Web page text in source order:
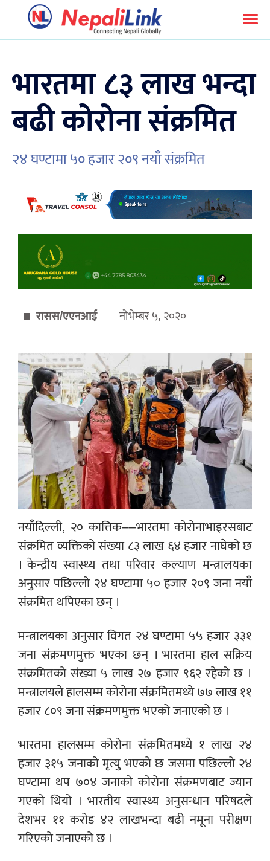
भारतमा ८३ लाख भन्दा
बढी कोरोना संक्रमित
२४ घण्टामा ५० हजार २०९ नयाँ संक्रमित
रासस/एएनआई नोभेम्बर ५, २०२०
नयाँदिल्ली, २० कात्तिक––भारतमा कोरोनाभाइरसबाट
संक्रमित व्यक्तिको संख्या ८३ लाख ६४ हजार नाघेको छ
। केन्द्रीय स्वास्थ्य तथा परिवार कल्याण मन्त्रालयका
अनुसार पछिल्लो २४ घण्टामा ५० हजार २०९ जना नयाँ
संक्रमित थपिएका छन् ।
मन्त्रालयका अनुसार विगत २४ घण्टामा ५५ हजार ३३१
जना संक्रमणमुक्त भएका छन् । भारतमा हाल सक्रिय
संक्रमितको संख्या ५ लाख २७ हजार ९६२ रहेको छ ।
मन्त्रालयले हालसम्म कोरोना संक्रमितमध्ये ७७ लाख ११
हजार ८०९ जना संक्रमणमुक्त भएको जनाएको छ ।
भारतमा हालसम्म कोरोना संक्रमितमध्ये १ लाख २४
हजार ३१५ जनाको मृत्यु भएको छ जसमा पछिल्लो २४
घण्टामा थप ७०४ जनाको कोरोना संक्रमणबाट ज्यान
गएको थियो । भारतीय स्वास्थ्य अनुसन्धान परिषदले
देशभर ११ करोड ४२ लाखभन्दा बढी नमूना परीक्षण
गरिएको जनाएको छ ।